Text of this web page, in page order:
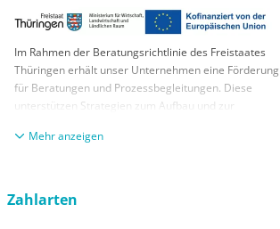
Im Rahmen der Beratungsrichtlinie des Freistaates
Thüringen erhält unser Unternehmen eine Förderung
für Beratungen und Prozessbegleitungen. Diese
unterstützen Strategien zum Aufbau und zur
KMUs. Die daraus resultierenden Ergebnisse und
aus Mitteln des Europäischen Sozialfonds Plus und
anzeigen
Zahlarten